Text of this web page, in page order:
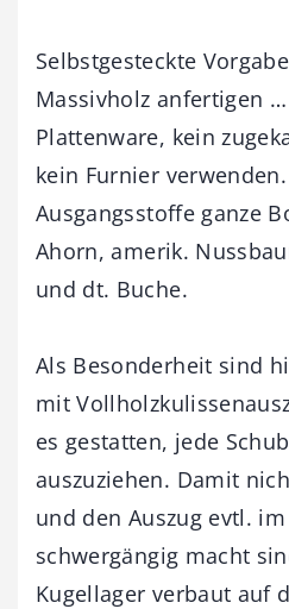
Selbstgesteckte
Massivholz anfertigen
Plattenware, kein
kein Furnier
Ausgangsstoffe ganze
Ahorn, amerik.
und dt. Buche.
Als Besonderheit sind
mit
es gestatten, jede
auszuziehen. Damit
und den Auszug evtl.
schwergängig macht
Kugellager verbaut auf